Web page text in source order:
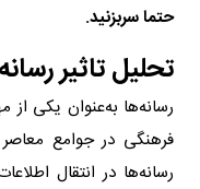
حتما سربزنید.
تحلیل تاثیر
رسانه‌ها به‌عنوان یکی
فرهنگی در جوامع
رسانه‌ها در انتقال